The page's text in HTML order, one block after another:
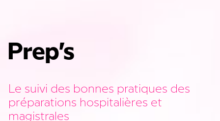
Prep’s
Le suivi des bonnes pratiques des
préparations hospitalières et
magistrales